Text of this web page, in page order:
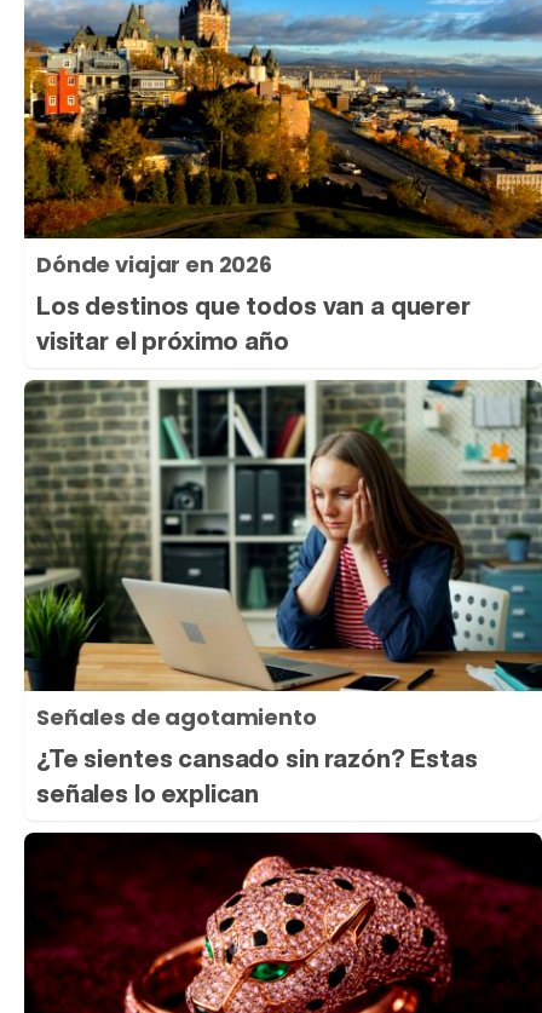
Dónde viajar en 2026
Los destinos que todos van a querer
visitar el próximo año
Señales de agotamiento
¿Te sientes cansado sin razón? Estas
señales lo explican